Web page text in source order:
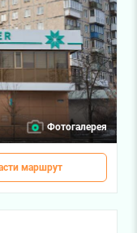
Фотогалерея
маршрут